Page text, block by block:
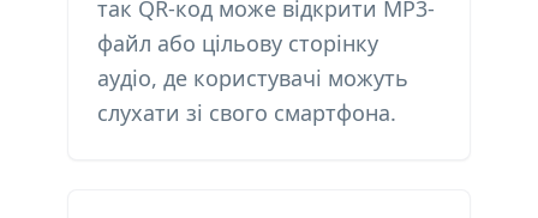
так QR-код може відкрити MP3-
файл або цільову сторінку
аудіо, де користувачі можуть
слухати зі свого смартфона.